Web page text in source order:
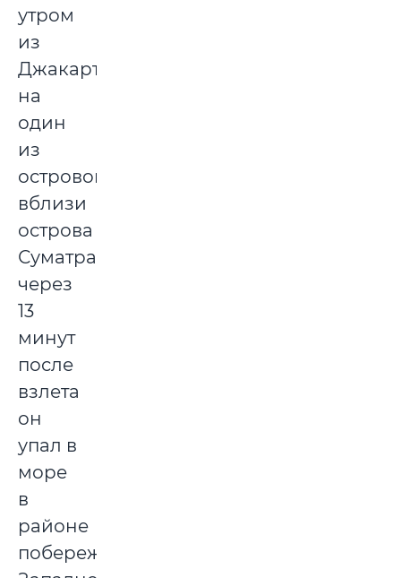
утром
из
Джакарты
на
один
из
островов
вблизи
острова
Суматра,
через
13
минут
после
взлета
он
упал в
море
в
районе
побережья